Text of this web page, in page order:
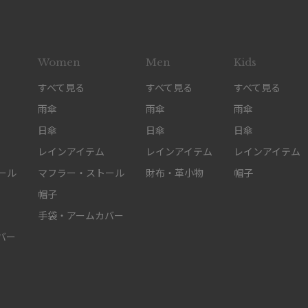
ル
ー
Women
すべて見る
雨傘
日傘
レインアイテム
マフラー・ストール
帽子
手袋・アームカバー
Men
すべて見る
雨傘
日傘
レインアイテム
財布・革小物
Kids
すべて見る
雨傘
日傘
レインアイテム
帽子